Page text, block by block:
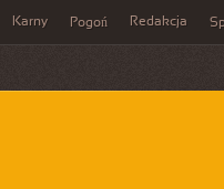
Karny Pogoń Redakcja